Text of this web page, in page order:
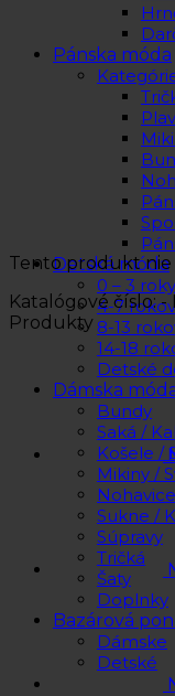
Pánska móda
Detská móda
0 – 3 roky
4-7 rokov
8-13
14-18
Detské
Dámska
Bundy
Saká /
Košele /
Mikiny /
Sukne /
Súpravy
Tričká
Šaty
Doplnky
Bazárová
Dámske
Detské
Tento produkt nie
Katalógové číslo:-
Produkty